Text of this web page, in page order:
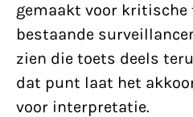
gemaakt voor kritische
bestaande
zien die toets deels
dat punt laat het
voor interpretatie.